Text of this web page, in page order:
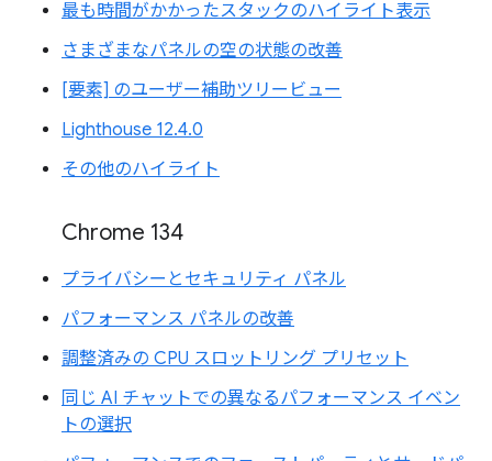
最も時間がかかったスタックのハイライト表示
さまざまなパネルの空の状態の改善
[要素] のユーザー補助ツリービュー
Lighthouse 12.4.0
その他のハイライト
Chrome 134
プライバシーとセキュリティ パネル
パフォーマンス パネルの改善
調整済みの CPU スロットリング プリセット
同じ AI チャットでの異なるパフォーマンス イベン
トの選択